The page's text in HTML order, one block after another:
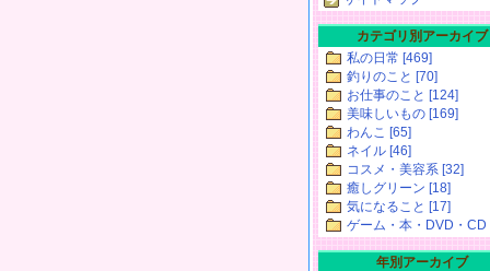
カテゴリ別アーカイブ
私の日常 [469]
釣りのこと [70]
お仕事のこと [124]
美味しいもの [169]
わんこ [65]
ネイル [46]
コスメ・美容系 [32]
癒しグリーン [18]
気になること [17]
ゲーム・本・DVD・CD
年別アーカイブ